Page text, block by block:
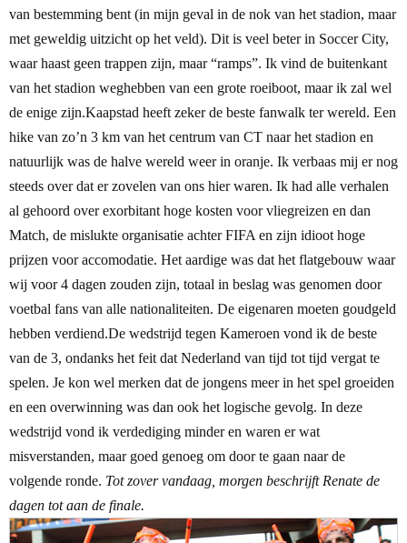
van bestemming bent (in mijn geval in de nok van het stadion, maar
met geweldig uitzicht op het veld). Dit is veel beter in Soccer City,
waar haast geen trappen zijn, maar “ramps”. Ik vind de buitenkant
van het stadion weghebben van een grote roeiboot, maar ik zal wel
de enige zijn.Kaapstad heeft zeker de beste fanwalk ter wereld. Een
hike van zo’n 3 km van het centrum van CT naar het stadion en
natuurlijk was de halve wereld weer in oranje. Ik verbaas mij er nog
steeds over dat er zovelen van ons hier waren. Ik had alle verhalen
al gehoord over exorbitant hoge kosten voor vliegreizen en dan
Match, de mislukte organisatie achter FIFA en zijn idioot hoge
prijzen voor accomodatie. Het aardige was dat het flatgebouw waar
wij voor 4 dagen zouden zijn, totaal in beslag was genomen door
voetbal fans van alle nationaliteiten. De eigenaren moeten goudgeld
hebben verdiend.De wedstrijd tegen Kameroen vond ik de beste
van de 3, ondanks het feit dat Nederland van tijd tot tijd vergat te
spelen. Je kon wel merken dat de jongens meer in het spel groeiden
en een overwinning was dan ook het logische gevolg. In deze
wedstrijd vond ik verdediging minder en waren er wat
misverstanden, maar goed genoeg om door te gaan naar de
volgende ronde. Tot zover vandaag, morgen beschrijft Renate de
dagen tot aan de finale.